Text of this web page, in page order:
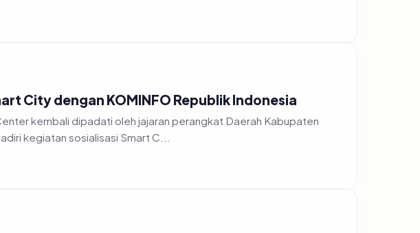
City dengan KOMINFO Republik Indonesia
dipadati oleh jajaran perangkat Daerah Kabupaten
Pasuruan. Kali ini para ASN tersebut menghadiri kegiatan sosialisasi Smart C...